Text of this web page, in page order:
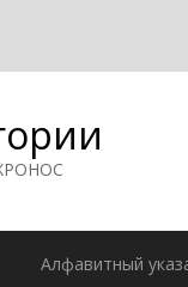
Алфавитный